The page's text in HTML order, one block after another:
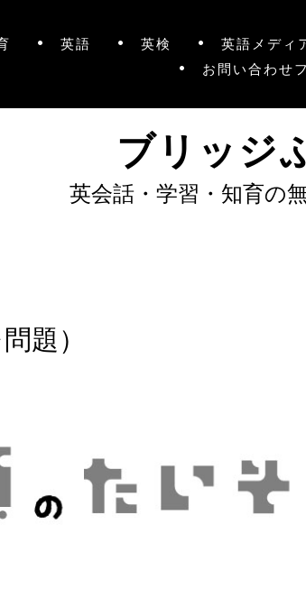
英語 英検 英語メディ
お問い合わせ
ブリッジ
英会話・学習・知育の
題）